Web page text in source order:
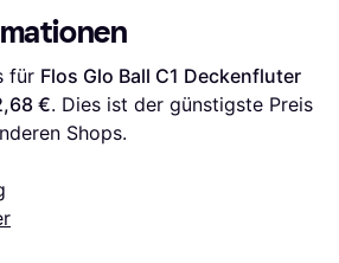
für Flos Glo Ball C1 Deckenfluter
€. Dies ist der günstigste Preis
Shops.